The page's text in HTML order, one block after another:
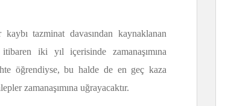
tazminat davasından kaynaklanan
iki yıl içerisinde zamanaşımına
öğrendiyse, bu halde de en geç kaza
zamanaşımına uğrayacaktır.